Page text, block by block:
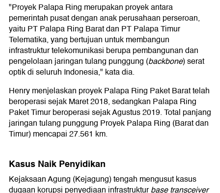
"Proyek Palapa Ring merupakan proyek antara
pemerintah pusat dengan anak perusahaan perseroan,
yaitu PT Palapa Ring Barat dan PT Palapa Timur
Telematika, yang bertujuan untuk membangun
infrastruktur telekomunikasi berupa pembangunan dan
pengelolaan jaringan tulang punggung (backbone) serat
optik di seluruh Indonesia," kata dia.
Henry menjelaskan proyek Palapa Ring Paket Barat telah
beroperasi sejak Maret 2018, sedangkan Palapa Ring
Paket Timur beroperasi sejak Agustus 2019. Total panjang
jaringan tulang punggung Proyek Palapa Ring (Barat dan
Timur) mencapai 27.561 km.
Kasus Naik Penyidikan
Kejaksaan Agung (Kejagung) tengah mengusut kasus
dugaan korupsi penyediaan infrastrukturbase transceiver